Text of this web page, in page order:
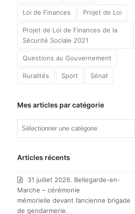
Loi de Finances Projet de Loi
Projet de Loi de Finances de la
Sécurité Sociale 2021
Questions au Gouvernement
Ruralités Sport Sénat
Mes articles par catégorie
Mes
catégorie
Articles récents
31 juillet 2026. Bellegarde-en-
Marche – cérémonie
mémorielle devant l’ancienne brigade
de gendarmerie.